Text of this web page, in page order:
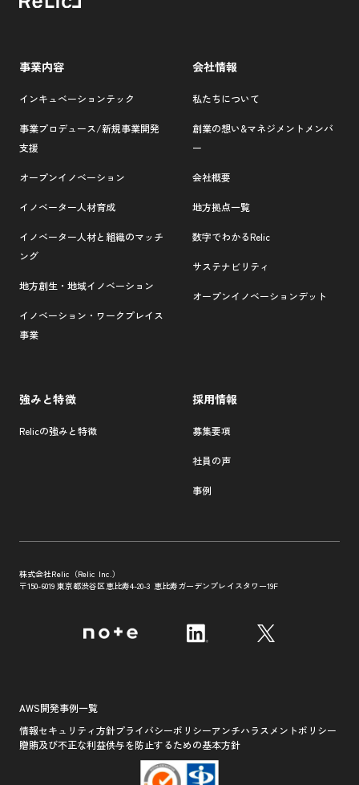
事業内容
インキュベーションテック
事業プロデュース/新規事業開発
支援
オープンイノベーション
イノベーター人材育成
イノベーター人材と組織のマッチ
ング
地方創生・地域イノベーション
イノベーション・ワークプレイス
事業
強みと特徴
Relicの強みと特徴
会社情報
私たちについて
創業の想い&マネジメントメンバ
ー
会社概要
地方拠点一覧
数字でわかるRelic
サステナビリティ
オープンイノベーションデット
採用情報
募集要項
社員の声
事例
株式会社Relic（Relic Inc.）
〒150-6019 東京都渋谷区恵比寿4-20-3 恵比寿ガーデンプレイスタワー19F
AWS開発事例一覧
情報セキュリティ方針プライバシーポリシーアンチハラスメントポリシー
贈賄及び不正な利益供与を防止するための基本方針